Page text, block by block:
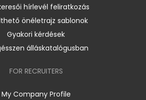
hírlevél feliratkozás
önéletrajz sablonok
Gyakori kérdések
álláskatalógusban
FOR RECRUITERS
My Company Profile